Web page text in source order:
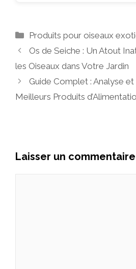
Catégories
Produits pour oiseaux
Os de Seiche : Un Atout
les Oiseaux dans Votre Jardin
Guide Complet : Analyse
Meilleurs Produits
Laisser un commentaire